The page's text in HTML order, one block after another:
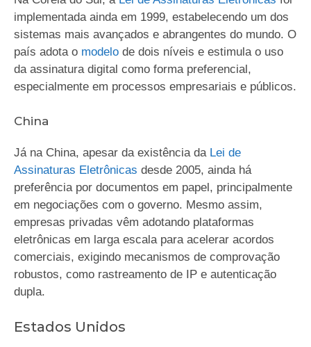
implementada ainda em 1999, estabelecendo um dos
sistemas mais avançados e abrangentes do mundo. O
país adota o modelo de dois níveis e estimula o uso
da assinatura digital como forma preferencial,
especialmente em processos empresariais e públicos.
China
Já na China, apesar da existência da Lei de
Assinaturas Eletrônicas desde 2005, ainda há
preferência por documentos em papel, principalmente
em negociações com o governo. Mesmo assim,
empresas privadas vêm adotando plataformas
eletrônicas em larga escala para acelerar acordos
comerciais, exigindo mecanismos de comprovação
robustos, como rastreamento de IP e autenticação
dupla.
Estados Unidos